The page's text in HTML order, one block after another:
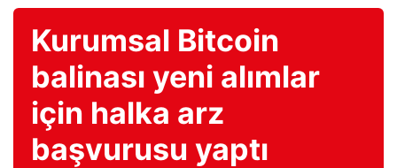
Kurumsal Bitcoin
balinası yeni alımlar
için halka arz
başvurusu yaptı